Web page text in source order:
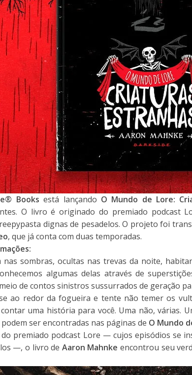
Books está lançando O Mundo de Lore:
O livro é originado do premiado podcast
dignas de pesadelos. O projeto foi
, que já conta com duas temporadas.
nas sombras, ocultas nas trevas da noite,
algumas delas através de
de contos sinistros sussurrados de geração
ao redor da fogueira e tente não temer os
uma história para você. Uma não, várias.
ser encontradas nas páginas de O Mundo
premiado podcast Lore — cujos episódios se
—, o livro de Aaron Mahnke encontrou seu